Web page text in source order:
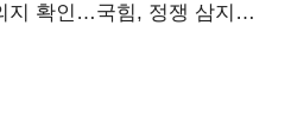
지 확인…국힘, 정쟁 삼지